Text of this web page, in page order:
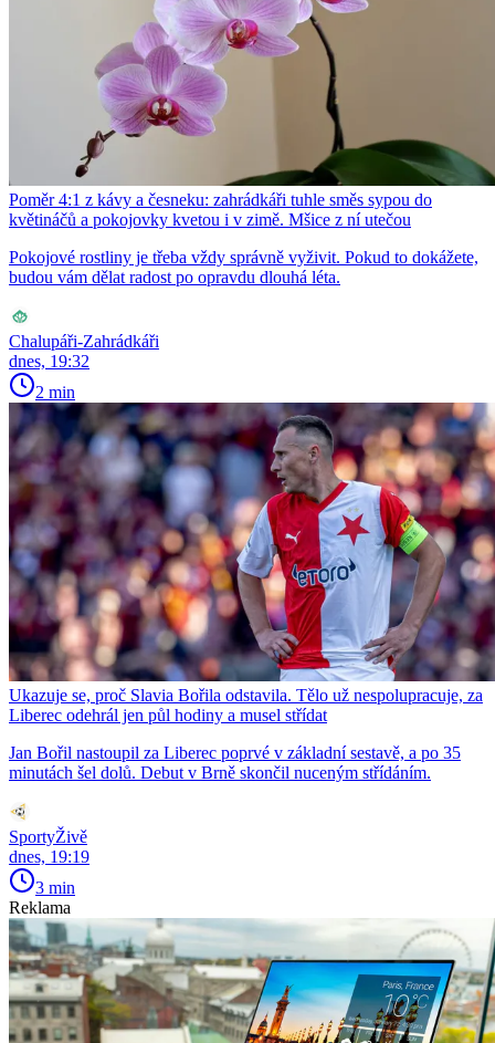
Poměr 4:1 z kávy a česneku: zahrádkáři tuhle směs sypou do
květináčů a pokojovky kvetou i v zimě. Mšice z ní utečou
Pokojové rostliny je třeba vždy správně vyživit. Pokud to dokážete,
budou vám dělat radost po opravdu dlouhá léta.
Chalupáři-Zahrádkáři
dnes, 19:32
2 min
Ukazuje se, proč Slavia Bořila odstavila. Tělo už nespolupracuje, za
Liberec odehrál jen půl hodiny a musel střídat
Jan Bořil nastoupil za Liberec poprvé v základní sestavě, a po 35
minutách šel dolů. Debut v Brně skončil nuceným střídáním.
SportyŽivě
dnes, 19:19
3 min
Reklama